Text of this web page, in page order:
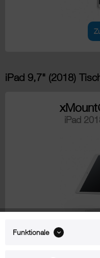
iPad 9,7" (2018)
iPad
Funktionale